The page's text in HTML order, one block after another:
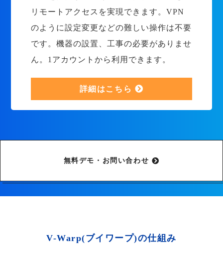
リモートアクセスを実現できます。VPN
のように設定変更などの難しい操作は不要
です。機器の設置、工事の必要がありませ
ん。1アカウントから利用できます。
詳細はこちら
無料デモ・お問い合わせ
V-Warp(ブイワープ)の仕組み